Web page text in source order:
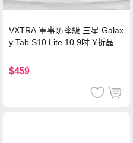
VXTRA 軍事防摔級 三星 Galax
y Tab S10 Lite 10.9吋 Y折晶透
$459